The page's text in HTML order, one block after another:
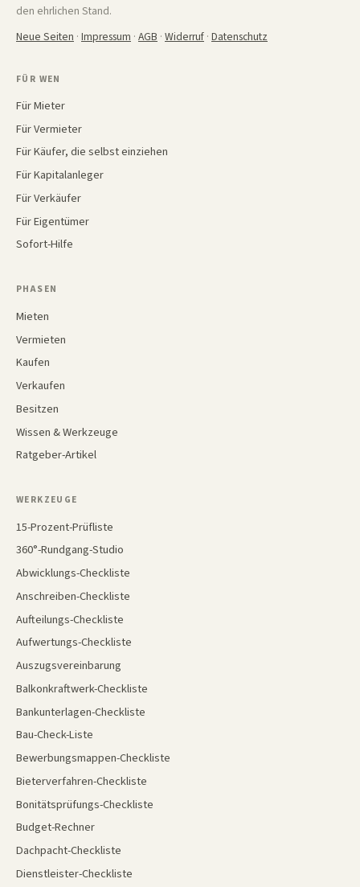
den ehrlichen Stand.
Neue Seiten · Impressum · AGB · Widerruf · Datenschutz
FÜR WEN
Für Mieter
Für Vermieter
Für Käufer, die selbst einziehen
Für Kapitalanleger
Für Verkäufer
Für Eigentümer
Sofort-Hilfe
PHASEN
Mieten
Vermieten
Kaufen
Verkaufen
Besitzen
Wissen & Werkzeuge
Ratgeber-Artikel
WERKZEUGE
15-Prozent-Prüfliste
360°-Rundgang-Studio
Abwicklungs-Checkliste
Anschreiben-Checkliste
Aufteilungs-Checkliste
Aufwertungs-Checkliste
Auszugsvereinbarung
Balkonkraftwerk-Checkliste
Bankunterlagen-Checkliste
Bau-Check-Liste
Bewerbungsmappen-Checkliste
Bieterverfahren-Checkliste
Bonitätsprüfungs-Checkliste
Budget-Rechner
Dachpacht-Checkliste
Dienstleister-Checkliste